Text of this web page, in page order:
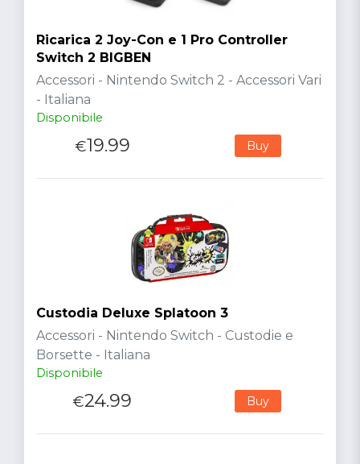
Ricarica 2 Joy-Con e 1 Pro Controller
Switch 2 BIGBEN
Accessori - Nintendo Switch 2 - Accessori Vari
- Italiana
Disponibile
€19.99 Buy
Custodia Deluxe Splatoon 3
Accessori - Nintendo Switch - Custodie e
Borsette - Italiana
Disponibile
€24.99 Buy